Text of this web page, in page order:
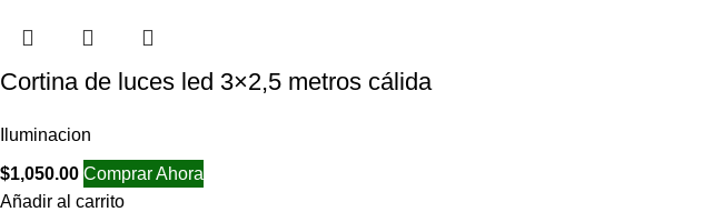
Cortina de luces led 3×2,5 metros cálida
Iluminacion
$1,050.00 Comprar Ahora
Añadir al carrito